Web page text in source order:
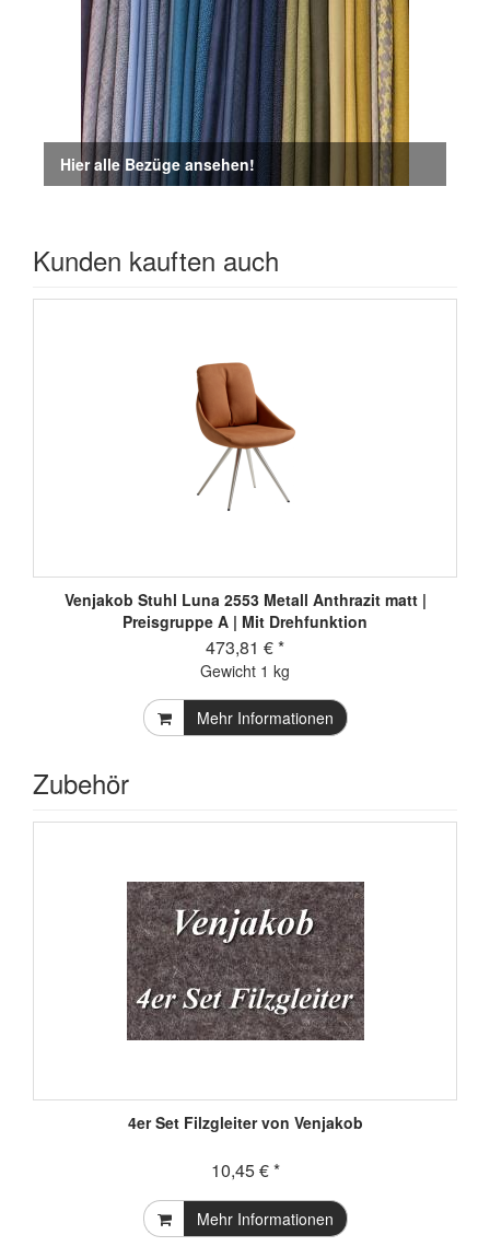
Hier alle Bezüge ansehen!
Kunden kauften auch
Venjakob Stuhl Luna 2553 Metall Anthrazit matt |
Preisgruppe A | Mit Drehfunktion
473,81 € *
Gewicht 1 kg
Mehr Informationen
Zubehör
4er Set Filzgleiter von Venjakob
10,45 € *
Mehr Informationen